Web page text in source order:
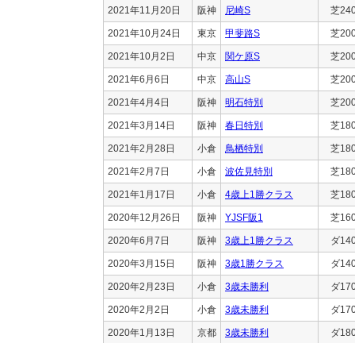
2021年11月20日 阪神 尼崎S 芝
2021年10月24日 東京 甲斐路S 芝
2021年10月2日 中京 関ケ原S 芝
2021年6月6日 中京 高山S 芝
2021年4月4日 阪神 明石特別 芝
2021年3月14日 阪神 春日特別 芝
2021年2月28日 小倉 鳥栖特別 芝
2021年2月7日 小倉 波佐見特別 芝
2021年1月17日 小倉 4歳上1勝クラス 芝
2020年12月26日 阪神 YJSF阪1 芝
2020年6月7日 阪神 3歳上1勝クラス ダ
2020年3月15日 阪神 3歳1勝クラス ダ
2020年2月23日 小倉 3歳未勝利 ダ
2020年2月2日 小倉 3歳未勝利 ダ
2020年1月13日 京都 3歳未勝利 ダ